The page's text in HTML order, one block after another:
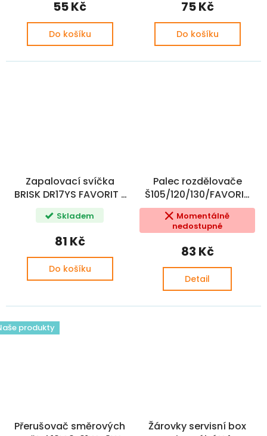
55 Kč
Do košíku
75 Kč
Do košíku
Zapalovací svíčka
BRISK DR17YS FAVORIT /
FELICIA LPG
Skladem
81 Kč
Do košíku
Palec rozdělovače
Š105/120/130/FAVORIT
CZ / OE (113911400 )
Momentálně
nedostupné
83 Kč
Detail
produkty
Přerušovač směrových
Žárovky servisní box